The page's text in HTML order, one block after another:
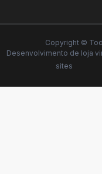
Copyright ©
Desenvolvimento de loja
sites